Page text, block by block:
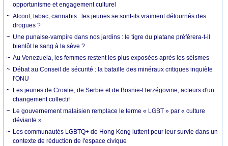
opportunisme et engagement culturel
Alcool, tabac, cannabis : les jeunes se sont-ils vraiment détournés des
drogues ?
Une punaise-vampire dans nos jardins : le tigre du platane préférera-t-il
bientôt le sang à la sève ?
Au Venezuela, les femmes restent les plus exposées après les séismes
Débat au Conseil de sécurité : la bataille des minéraux critiques inquiète
l'ONU
Les jeunes de Croatie, de Serbie et de Bosnie-Herzégovine, acteurs d'un
changement collectif
Le gouvernement malaisien remplace le terme « LGBT » par « culture
déviante »
Les communautés LGBTQ+ de Hong Kong luttent pour leur survie dans un
contexte de réduction de l'espace civique